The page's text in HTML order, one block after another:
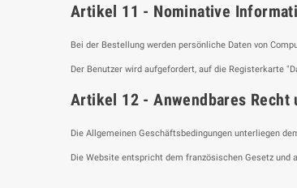
Artikel 11 - Nominative
Bei der Bestellung werden persönliche Daten von
Der Benutzer wird aufgefordert, auf die Registerkarte
Artikel 12 - Anwendbares Recht
Die Allgemeinen Geschäftsbedingungen unterliegen
Die Website entspricht dem französischen Gesetz und